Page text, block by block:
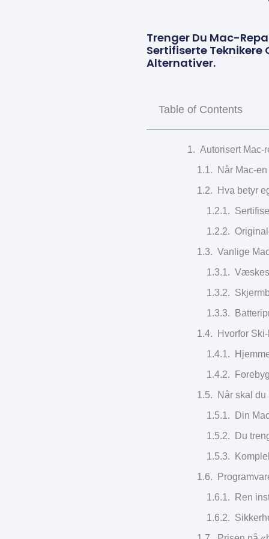
Trenger Du Mac-
Sertifiserte Teknikere
Alternativer.
Table of Contents
Autorisert Mac-
Når Mac-
Hva betyr
Vanlige
Hvorfor
Når skal
Din
Du
Ren